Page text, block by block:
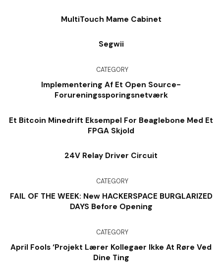
MultiTouch Mame Cabinet
Segwii
CATEGORY
Implementering Af Et Open Source-
Forureningssporingsnetværk
Et Bitcoin Minedrift Eksempel For Beaglebone Med Et
FPGA Skjold
24V Relay Driver Circuit
CATEGORY
FAIL OF THE WEEK: New HACKERSPACE BURGLARIZED
DAYS Before Opening
CATEGORY
April Fools ‘Projekt Lærer Kollegaer Ikke At Røre Ved
Dine Ting